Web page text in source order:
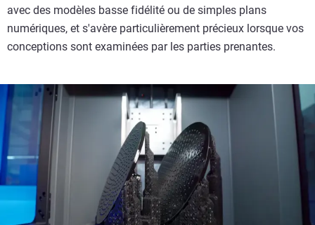
avec des modèles basse fidélité ou de simples plans
numériques, et s'avère particulièrement précieux lorsque vos
conceptions sont examinées par les parties prenantes.